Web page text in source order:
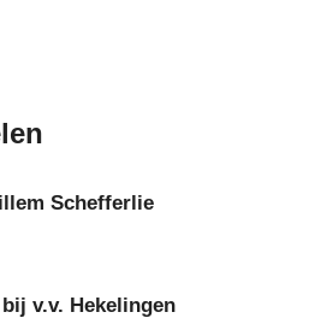
Schefferlie
v.v. Hekelingen